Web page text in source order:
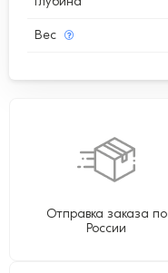
Вес
Отправка заказа по
России